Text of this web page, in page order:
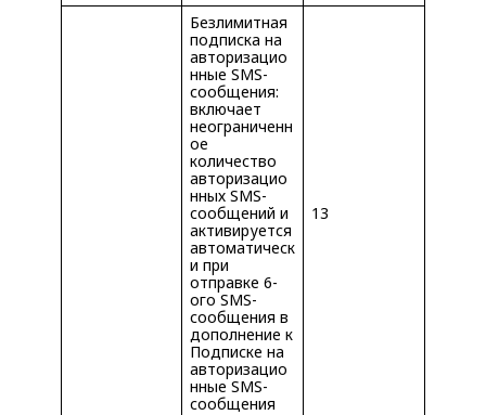
Безлимитная
подписка на
авторизацио
нные SMS-
сообщения:
включает
неограниченн
ое
количество
авторизацио
нных SMS-
сообщений и
активируется
автоматическ
и при
отправке 6-
ого SMS-
сообщения в
дополнение к
Подписке на
авторизацио
нные SMS-
сообщения
13